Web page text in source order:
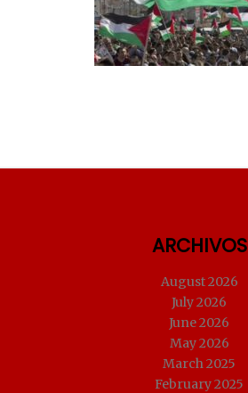
ARCHIVOS
August 2026
July 2026
June 2026
May 2026
March 2025
February 2025